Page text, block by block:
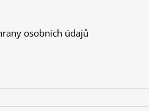
osobních údajů